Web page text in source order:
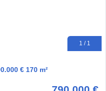
1 / 1
€ 170 m²